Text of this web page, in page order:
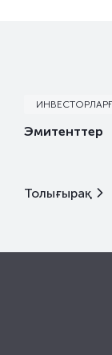
Эмитенттер
Толығырақ